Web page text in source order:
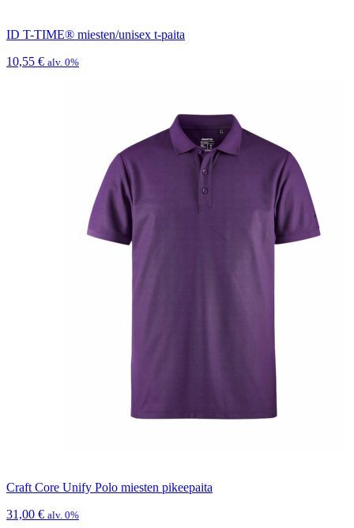
ID T-TIME® miesten/unisex t-paita
10,55 € alv. 0%
Craft Core Unify Polo miesten pikeepaita
31,00 € alv. 0%